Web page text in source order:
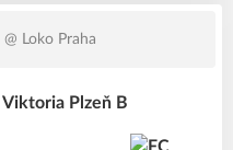
@ Loko Praha
Viktoria Plzeň B